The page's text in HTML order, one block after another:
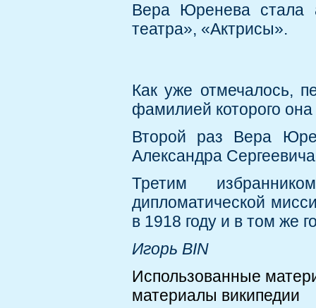
Вера Юренева стала
театра», «Актрисы».
Как уже отмечалось,
фамилией которого
Второй раз Вера
Александра
Третим
дипломатической
в 1918 году и в том же
Игорь BIN
Использованные
материалы википедии